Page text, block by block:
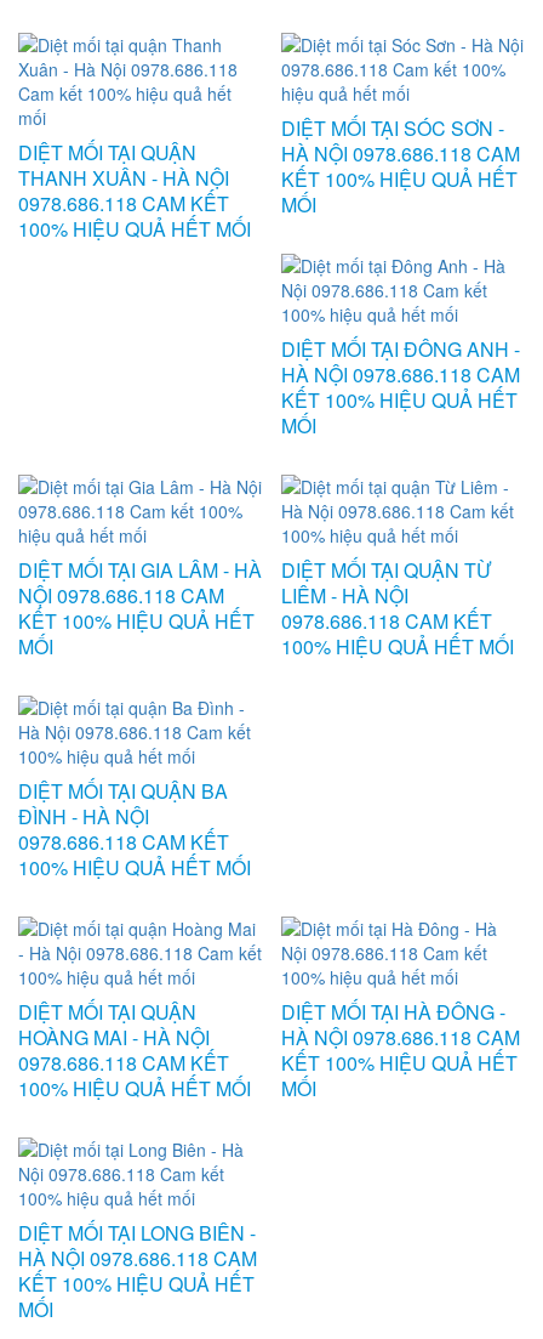
DIỆT MỐI TẠI QUẬN
THANH XUÂN - HÀ NỘI
0978.686.118 CAM KẾT
100% HIỆU QUẢ HẾT MỐI
DIỆT MỐI TẠI SÓC SƠN -
HÀ NỘI 0978.686.118 CAM
KẾT 100% HIỆU QUẢ HẾT
MỐI
DIỆT MỐI TẠI ĐÔNG ANH -
HÀ NỘI 0978.686.118 CAM
KẾT 100% HIỆU QUẢ HẾT
MỐI
DIỆT MỐI TẠI GIA LÂM - HÀ
NỘI 0978.686.118 CAM
KẾT 100% HIỆU QUẢ HẾT
MỐI
DIỆT MỐI TẠI QUẬN TỪ
LIÊM - HÀ NỘI
0978.686.118 CAM KẾT
100% HIỆU QUẢ HẾT MỐI
DIỆT MỐI TẠI QUẬN BA
ĐÌNH - HÀ NỘI
0978.686.118 CAM KẾT
100% HIỆU QUẢ HẾT MỐI
DIỆT MỐI TẠI QUẬN
HOÀNG MAI - HÀ NỘI
0978.686.118 CAM KẾT
100% HIỆU QUẢ HẾT MỐI
DIỆT MỐI TẠI HÀ ĐÔNG -
HÀ NỘI 0978.686.118 CAM
KẾT 100% HIỆU QUẢ HẾT
MỐI
DIỆT MỐI TẠI LONG BIÊN -
HÀ NỘI 0978.686.118 CAM
KẾT 100% HIỆU QUẢ HẾT
MỐI